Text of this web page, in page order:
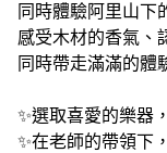
同時體驗阿里山下
感受木材的香氣、
同時帶走滿滿的體
✨選取喜愛的樂器
✨在老師的帶領下